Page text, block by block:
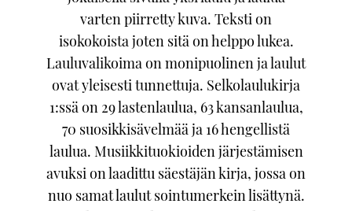
varten piirretty kuva. Teksti on
isokokoista joten sitä on helppo lukea.
Lauluvalikoima on monipuolinen ja laulut
ovat yleisesti tunnettuja. Selkolaulukirja
1:ssä on 29 lastenlaulua, 63 kansanlaulua,
70 suosikkisävelmää ja 16 hengellistä
laulua. Musiikkituokioiden järjestämisen
avuksi on laadittu säestäjän kirja, jossa on
nuo samat laulut sointumerkein lisättynä.